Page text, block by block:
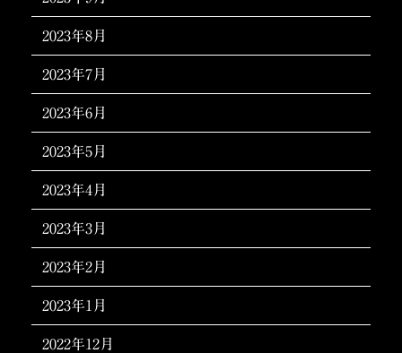
2023年8月
2023年7月
2023年6月
2023年5月
2023年4月
2023年3月
2023年2月
2023年1月
2022年12月